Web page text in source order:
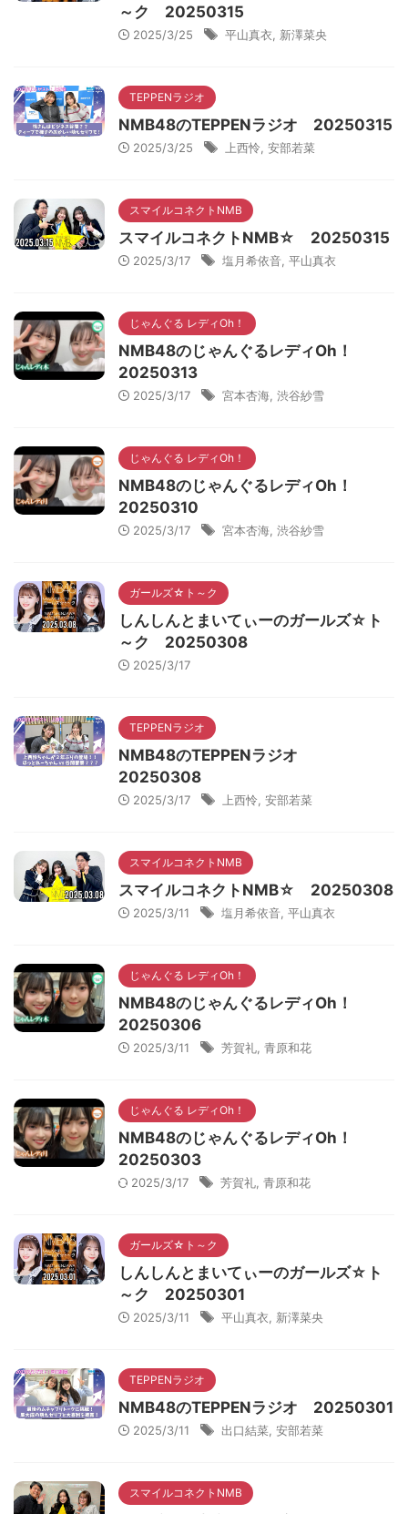
～ク 20250315
2025/3/25 平山真衣 新澤菜央
TEPPENラジオ
NMB48のTEPPENラジオ 20250315
2025/3/25 上西怜 安部若菜
スマイルコネクトNMB
スマイルコネクトNMB☆ 20250315
2025/3/17 塩月希依音 平山真衣
じゃんぐる レディOh！
NMB48のじゃんぐるレディOh！
20250313
2025/3/17 宮本杏海 渋谷紗雪
じゃんぐる レディOh！
NMB48のじゃんぐるレディOh！
20250310
2025/3/17 宮本杏海 渋谷紗雪
ガールズ☆ト～ク
しんしんとまいてぃーのガールズ☆ト
～ク 20250308
2025/3/17
TEPPENラジオ
NMB48のTEPPENラジオ
20250308
2025/3/17 上西怜 安部若菜
スマイルコネクトNMB
スマイルコネクトNMB☆ 20250308
2025/3/11 塩月希依音 平山真衣
じゃんぐる レディOh！
NMB48のじゃんぐるレディOh！
20250306
2025/3/11 芳賀礼 青原和花
じゃんぐる レディOh！
NMB48のじゃんぐるレディOh！
20250303
2025/3/17 芳賀礼 青原和花
ガールズ☆ト～ク
しんしんとまいてぃーのガールズ☆ト
～ク 20250301
2025/3/11 平山真衣 新澤菜央
TEPPENラジオ
NMB48のTEPPENラジオ 20250301
2025/3/11 出口結菜 安部若菜
スマイルコネクトNMB